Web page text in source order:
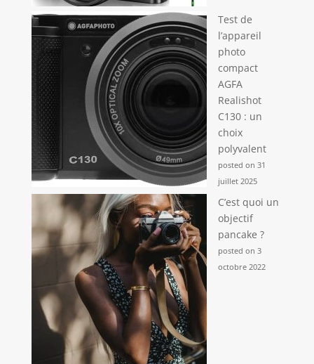
Test de
l’appareil
photo
compact
AGFA
Realishot
C130 : un
choix
polyvalent
posted on 31
juillet 2025
C’est quoi un
objectif
pancake ?
posted on 3
octobre 2022